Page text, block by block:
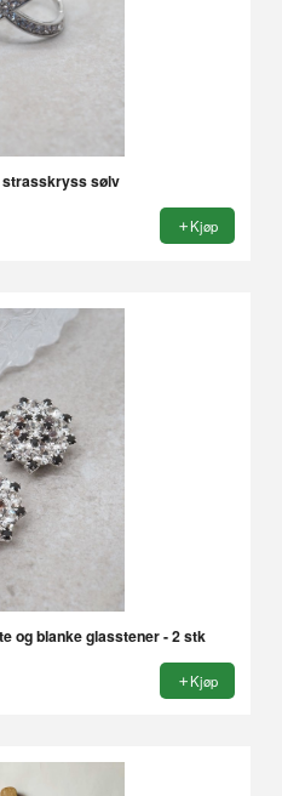
strasskryss sølv
Kjøp
og blanke glasstener - 2 stk
Kjøp